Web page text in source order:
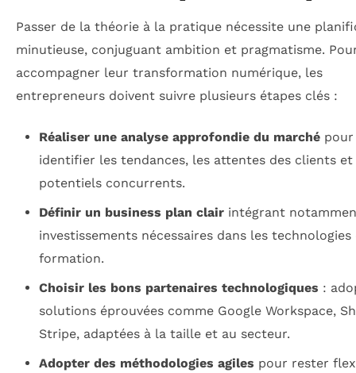
Passer de la théorie à la pratique nécessite une
minutieuse, conjuguant ambition et pragmatisme.
accompagner leur transformation numérique, les
entrepreneurs doivent suivre plusieurs étapes clés :
Réaliser une analyse approfondie du marchépour
identifier les tendances, les attentes des clients et
potentiels concurrents.
Définir un business plan clairintégrant
investissements nécessaires dans les technologies
formation.
Choisir les bons partenaires technologiques :
solutions éprouvées comme Google Workspace,
Stripe, adaptées à la taille et au secteur.
Adopter des méthodologies agiles pour rester